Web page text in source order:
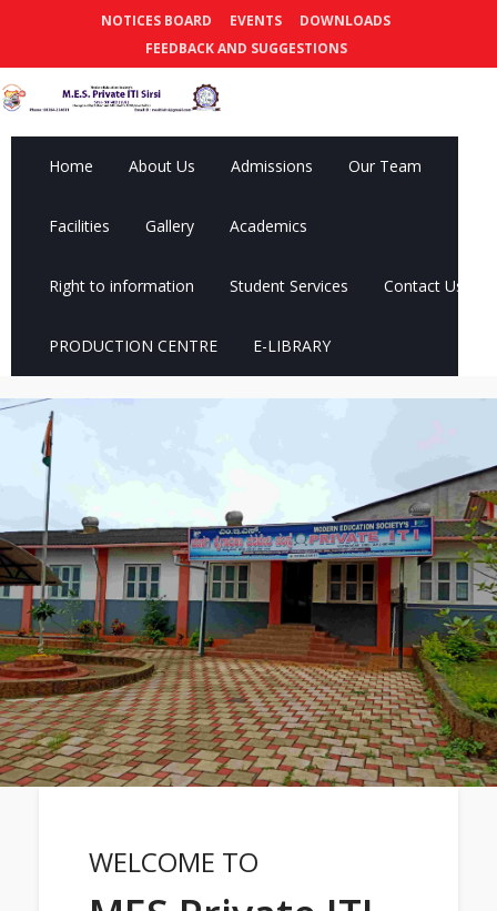
NOTICES BOARD EVENTS
DOWNLOADS
FEEDBACK AND SUGGESTIONS
Home About Us Admissions Our Team
Facilities Gallery Academics
Right to information Student Services Contact Us
PRODUCTION CENTRE E-LIBRARY
WELCOME TO